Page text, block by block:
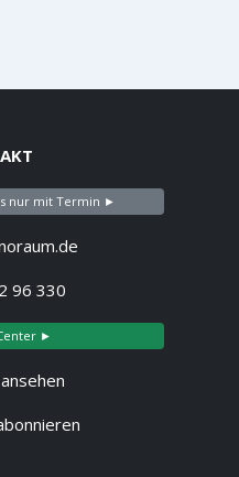
nur mit Termin ►
96 330
►